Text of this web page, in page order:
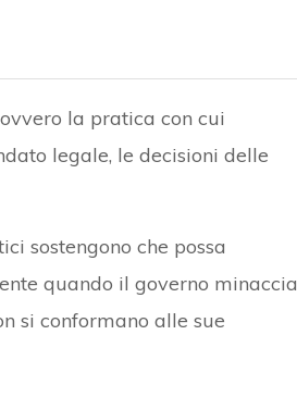
la pratica con cui
legale, le decisioni delle
sostengono che possa
quando il governo minaccia
si conformano alle sue